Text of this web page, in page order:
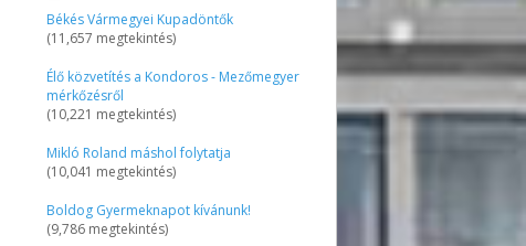
Békés Vármegyei Kupadöntők
(11,657 megtekintés)
Élő közvetítés a Kondoros - Mezőmegyer
mérkőzésről
(10,221 megtekintés)
Mikló Roland máshol folytatja
(10,041 megtekintés)
Boldog Gyermeknapot kívánunk!
(9,786 megtekintés)